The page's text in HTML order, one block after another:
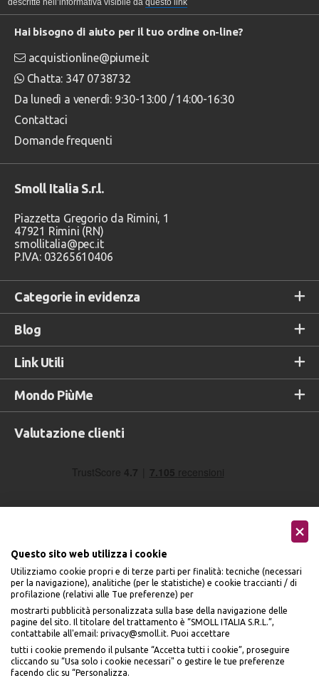
descritte nell’informativa visibile da questo link
Categorie in evidenza
Blog
Link Utili
Mondo PiùMe
Hai bisogno di aiuto per il tuo ordine on-line?
acquistionline@piume.it
Chatta: 347 0738732
Da lunedì a venerdì: 9:30-13:00 / 14:00-16:30
Contattaci
Domande frequenti
Smoll Italia S.r.l.
Piazzetta Gregorio da Rimini, 1
47921 Rimini (RN)
smollitalia@pec.it
P.IVA: 03265610406
Valutazione clienti
Accettiamo
Seguici sui social
Questo sito web utilizza i cookie
Utilizziamo cookie propri e di terze parti per finalità: tecniche (necessari
per la navigazione), analitiche (per le statistiche) e cookie traccianti / di
profilazione (relativi alle Tue preferenze) per
mostrarti pubblicità personalizzata sulla base della navigazione delle
pagine del sito. Il titolare del trattamento è “SMOLL ITALIA S.R.L.”,
contattabile all'email: privacy@smoll.it. Puoi accettare
tutti i cookie premendo il pulsante “Accetta tutti i cookie”, proseguire
cliccando su “Usa solo i cookie necessari" o gestire le tue preferenze
facendo clic su “Personalizza.